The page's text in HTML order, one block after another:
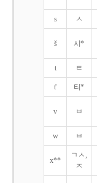
s ㅅ
š 시*
t ㅌ
t' 티*
v ㅂ
w ㅂ
x**
ㄱㅅ,
ㅈ